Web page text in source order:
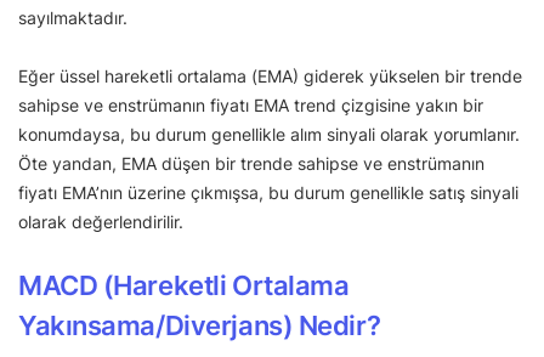
sayılmaktadır.
Eğer üssel hareketli ortalama (EMA) giderek yükselen bir trende
sahipse ve enstrümanın fiyatı EMA trend çizgisine yakın bir
konumdaysa, bu durum genellikle alım sinyali olarak yorumlanır.
Öte yandan, EMA düşen bir trende sahipse ve enstrümanın
fiyatı EMA’nın üzerine çıkmışsa, bu durum genellikle satış sinyali
olarak değerlendirilir.
MACD (Hareketli Ortalama
Yakınsama/Diverjans) Nedir?